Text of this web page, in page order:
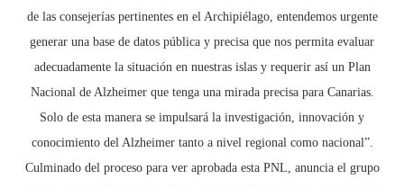
de las consejerías pertinentes en el Archipiélago, entendemos urgente
generar una base de datos pública y precisa que nos permita evaluar
adecuadamente la situación en nuestras islas y requerir así un Plan
Nacional de Alzheimer que tenga una mirada precisa para Canarias.
Solo de esta manera se impulsará la investigación, innovación y
conocimiento del Alzheimer tanto a nivel regional como nacional”.
Culminado del proceso para ver aprobada esta PNL, anuncia el grupo